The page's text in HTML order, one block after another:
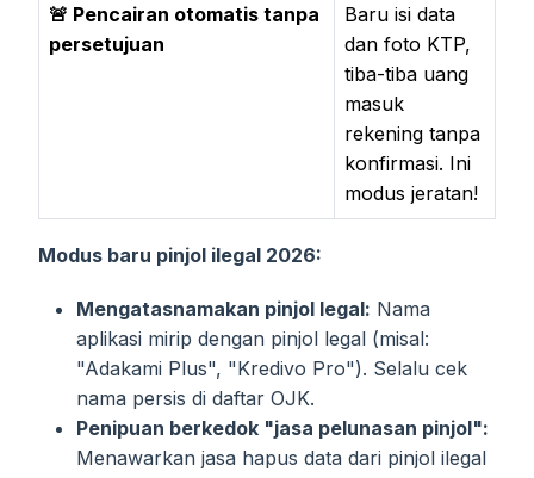
🚨 Pencairan otomatis tanpa
persetujuan
Baru isi data
dan foto KTP,
tiba-tiba uang
masuk
rekening tanpa
konfirmasi. Ini
modus jeratan!
Modus baru pinjol ilegal 2026:
Mengatasnamakan pinjol legal: Nama
aplikasi mirip dengan pinjol legal (misal:
"Adakami Plus", "Kredivo Pro"). Selalu cek
nama persis di daftar OJK.
Penipuan berkedok "jasa pelunasan pinjol":
Menawarkan jasa hapus data dari pinjol ilegal